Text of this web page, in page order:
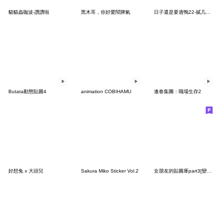
貓貓蟲咖波-讚讚啦 黑木耳，你好愛鬧脾氣 日子還是要過鴨22-膩几還四要勾鴨～
Butata動態貼圖4 animation COBIHAMU 逢春集團：職場生存2
好想兔 x 大頭兒 Sakura Miko Sticker Vol.2 女朋友的貼圖庫part3[變裝賣萌篇]